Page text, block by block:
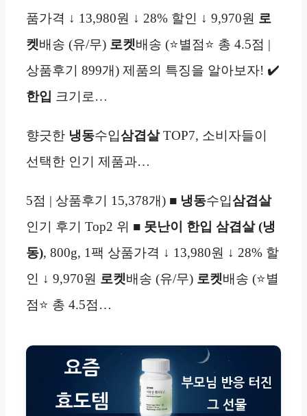
품가격 ↓ 13,980원 ↓ 28% 할인 ↓ 9,970원 로
켓배송 (유/무) 로켓배송 (⭐별점⭐ 총 4.5점 |
상품후기 899개) 제품의 특징을 알아보자! ✔️
한입 크기로…
향긋한 냉동수입삼겹살TOP7, 소비자들이
선택한 인기 제품과…
5점 | 상품후기 15,378개) ■ 냉동수입삼겹살
인기 후기 Top2 위 ■ 못난이 한입 삼겹살 (냉
동), 800g, 1팩 상품가격 ↓ 13,980원 ↓ 28% 할
인 ↓ 9,970원 로켓배송 (유/무) 로켓배송 (⭐별
점⭐ 총 4.5점…